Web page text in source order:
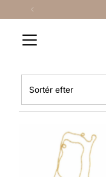
Spring til indhold
efter
Fremhævet
Mest relevante
Bestsellere
Alfabetisk, A-Å